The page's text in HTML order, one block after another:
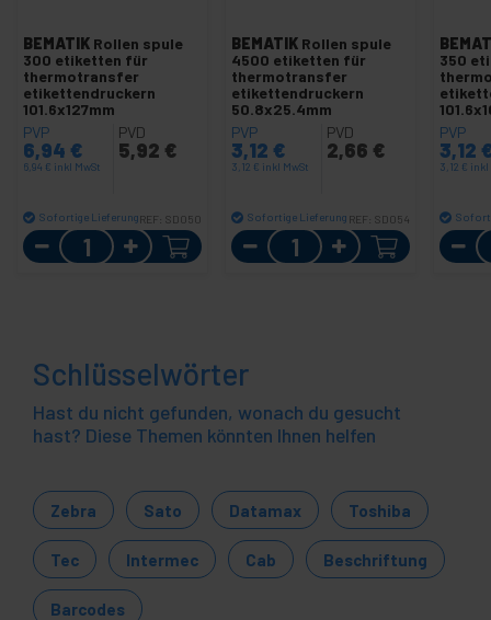
BEMATIK Rollen spule
300 etiketten für
thermotransfer
etikettendruckern
101.6x127mm
PVP
6,94 €
6,94 € inkl MwSt
PVD
5,92 €
Sofortige LieferungREF: SD050
Menge
BEMATIK Rollen spule
4500 etiketten für
thermotransfer
etikettendruckern
50.8x25.4mm
PVP
3,12 €
3,12 € inkl MwSt
PVD
2,66 €
Sofortige Lieferung REF: SD054
Menge
350
PVP
3,12
3,12 € inkl
Schlüsselwörter
Hast du nicht gefunden, wonach du gesucht
hast? Diese Themen könnten Ihnen helfen
Zebra Sato Datamax Toshiba
Tec Intermec Cab Beschriftung
Barcodes